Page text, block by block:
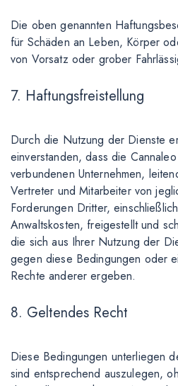
Die oben genannten
für Schäden an Leben, Körper
von Vorsatz oder grober
7. Haftungsfreistellung
Durch die Nutzung der Dienste
einverstanden, dass die
verbundenen Unternehmen,
Vertreter und Mitarbeiter von
Forderungen Dritter,
Anwaltskosten, freigestellt und
die sich aus Ihrer Nutzung der
gegen diese Bedingungen oder
Rechte anderer ergeben.
8. Geltendes Recht
Diese Bedingungen unterliegen
sind entsprechend auszulegen,